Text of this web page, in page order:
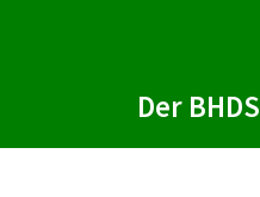
Der BHDS